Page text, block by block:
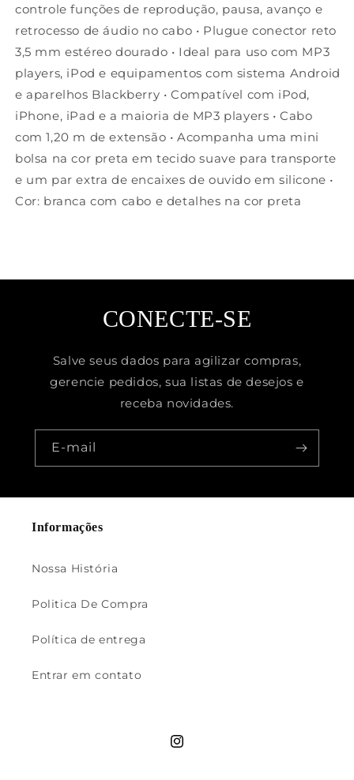
controle funções de reprodução, pausa, avanço e
retrocesso de áudio no cabo • Plugue conector reto
3,5 mm estéreo dourado • Ideal para uso com MP3
players, iPod e equipamentos com sistema Android
e aparelhos Blackberry • Compatível com iPod,
iPhone, iPad e a maioria de MP3 players • Cabo
com 1,20 m de extensão • Acompanha uma mini
bolsa na cor preta em tecido suave para transporte
e um par extra de encaixes de ouvido em silicone •
Cor: branca com cabo e detalhes na cor preta
CONECTE-SE
Salve seus dados para agilizar compras,
gerencie pedidos, sua listas de desejos e
receba novidades.
E-mail
Informações
Nossa História
Politica De Compra
Política de entrega
Entrar em contato
Instagram